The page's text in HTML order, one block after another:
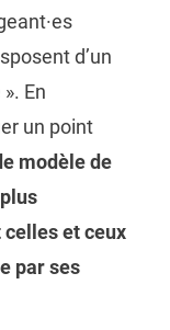
d’un
En
un point
modèle de
et ceux
par ses